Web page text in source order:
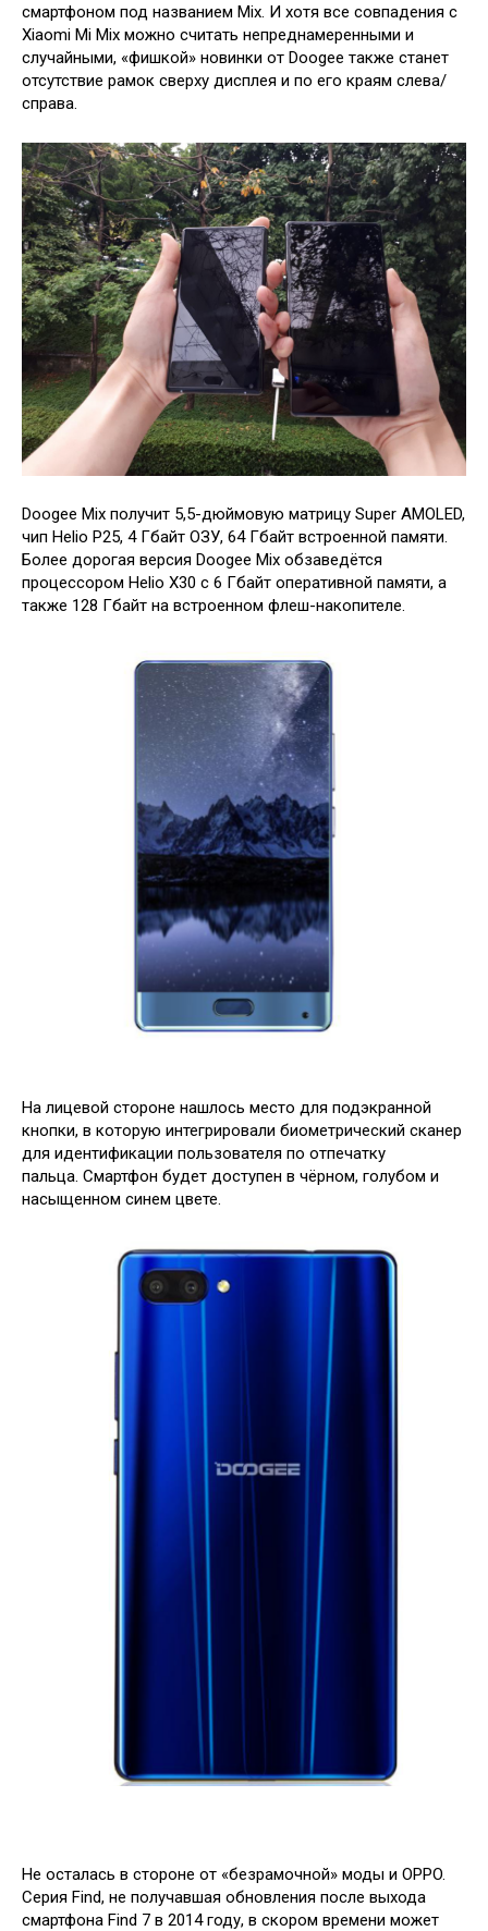
смартфоном под названием Mix. И хотя все совпадения с
Xiaomi Mi Mix можно считать непреднамеренными и
случайными, «фишкой» новинки от Doogee также станет
отсутствие рамок сверху дисплея и по его краям слева/
справа.
Doogee Mix получит 5,5-дюймовую матрицу Super AMOLED,
чип Helio P25, 4 Гбайт ОЗУ, 64 Гбайт встроенной памяти.
Более дорогая версия Doogee Mix обзаведётся
процессором Helio X30 с 6 Гбайт оперативной памяти, а
также 128 Гбайт на встроенном флеш-накопителе.
На лицевой стороне нашлось место для подэкранной
кнопки, в которую интегрировали биометрический сканер
для идентификации пользователя по отпечатку
пальца. Смартфон будет доступен в чёрном, голубом и
насыщенном синем цвете.
Не осталась в стороне от «безрамочной» моды и OPPO.
Серия Find, не получавшая обновления после выхода
смартфона Find 7 в 2014 году, в скором времени может